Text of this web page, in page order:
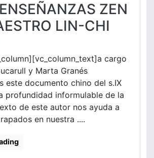
ZEN
LIN-CHI
cargo
y Marta Granés
este documento chino del s.IX
profundidad informulable de la
de este autor nos ayuda a
en nuestra ....